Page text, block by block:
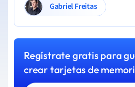
Gabriel Freitas
Regístrate gratis para
crear tarjetas de